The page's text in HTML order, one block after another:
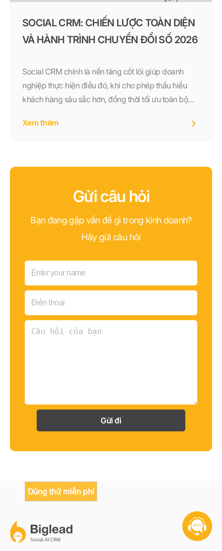
Dùng thử miễn phí
SOCIAL CRM: CHIẾN LƯỢC TOÀN DIỆN
VÀ HÀNH TRÌNH CHUYỂN ĐỔI SỐ 2026
Social CRM chính là nền tảng cốt lõi giúp doanh
nghiệp thực hiện điều đó, khi cho phép thấu hiểu
khách hàng sâu sắc hơn, đồng thời tối ưu toàn bộ
chăm sóc sau bán.
Xem thêm
Gửi câu hỏi
Bạn đang gặp vấn đề gì trong kinh doanh?
Hãy gửi câu hỏi
Gửi đi